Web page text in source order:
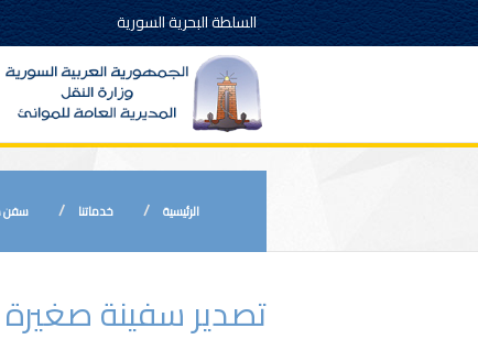
السلطة البحرية السورية
الرئيسية خدماتنا سفن
تصدير سفينة